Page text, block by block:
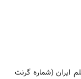
ایران (شماره گرنت